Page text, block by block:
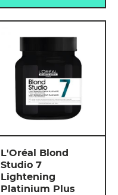
L'Oréal Blond
Studio 7
Lightening
Platinium Plus